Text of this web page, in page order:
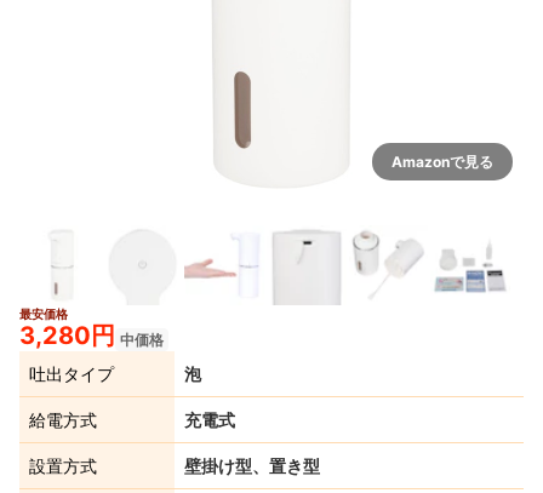
Amazonで見る
最安価格
3,280円 中価格
吐出タイプ 泡
給電方式 充電式
設置方式 壁掛け型、置き型